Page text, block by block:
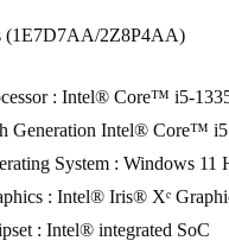
(1E7D7AA/2Z8P4AA)
: Intel® Core™ i5-
Generation Intel® Core™ i5
System : Windows 11
: Intel® Iris® Xᵉ
: Intel® integrated SoC